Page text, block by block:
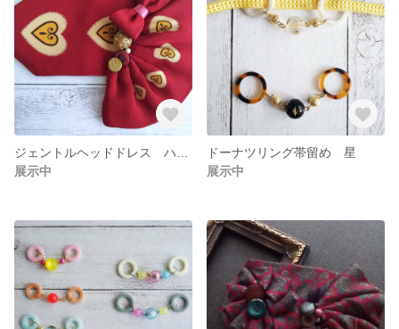
展示中
ドーナツリング帯留め 星
展示中